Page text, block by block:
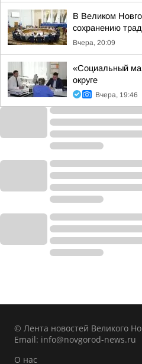
В Великом
сохранению
Вчера, 20:09
«Социальный
округе
Вчера, 19:46
© Лента новостей Великого
Email: info@novgorod-news.ru
О нас